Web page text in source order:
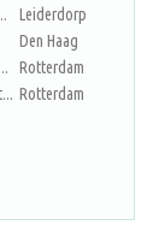
Leiderdorp
Den Haag
Rotterdam
Rotterdam